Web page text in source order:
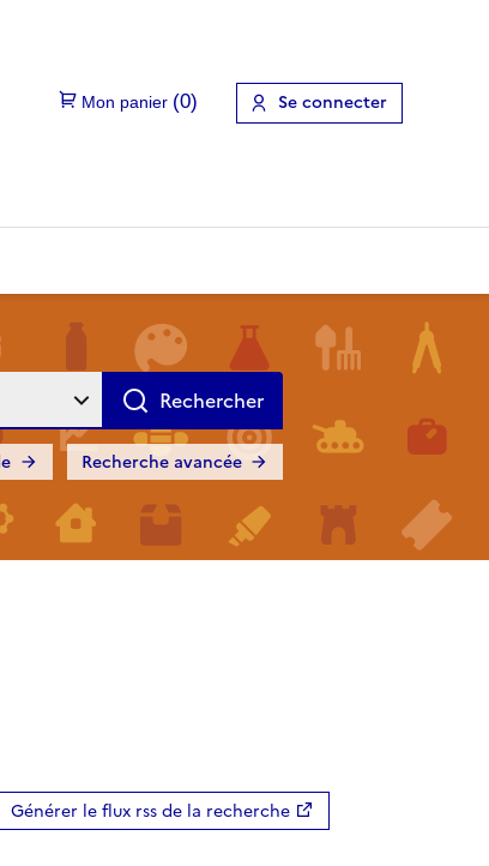
Se connecter
Recherche avancée
Générer le flux rss de la recherche